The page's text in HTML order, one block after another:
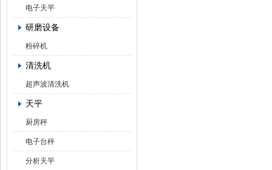
电子天平
研磨设备
粉碎机
清洗机
超声波清洗机
天平
厨房秤
电子台秤
分析天平